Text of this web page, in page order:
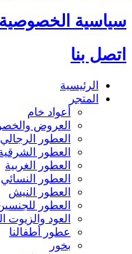
سياسية الخصوصية
اتصل بنا
الرئيسية
المتجر
أعواد خام
العروض
العطور الرجالي
العطور
العطور الغربية
العطور النسائي
العطور النيش
العطور
العود والزيوت
عطور أطفالنا
بخور